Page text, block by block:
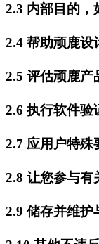
2.3 内部目的，
2.4 帮助顽鹿设
2.5 评估顽鹿产
2.6 执行软件验
2.7 应用户特殊
2.8 让您参与有
2.9 储存并维护